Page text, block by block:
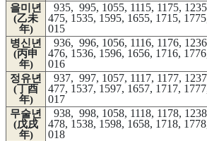
을미년
(乙未
年)
935, 995, 1055, 1115, 1175,
475, 1535, 1595, 1655, 1715,
015
병신년
(丙申
年)
936, 996, 1056, 1116, 1176,
476, 1536, 1596, 1656, 1716,
016
정유년
(丁酉
年)
937, 997, 1057, 1117, 1177,
477, 1537, 1597, 1657, 1717,
017
무술년
(戊戌
年)
938, 998, 1058, 1118, 1178,
478, 1538, 1598, 1658, 1718,
018